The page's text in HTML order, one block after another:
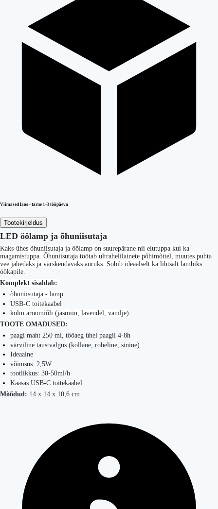
Viimased laos - tarne 1-3 tööpäeva
Tootekirjeldus
LED öölamp ja õhuniisutaja
Kaks-ühes õhuniisutaja ja öölamp on suurepärane nii elutuppa kui ka
magamistuppa. Õhuniisutaja töötab ultrahelilainete põhimõttel, muutes puhta
vee jahedaks ja värskendavaks auruks. Sobib ideaalselt ka lihtsalt lambiks
öökapile.
Komplekt sisaldab:
õhuniisutaja - lamp
USB-C toitekaabel
kolm aroomiõli (jasmiin, lavendel, vanilje)
TOOTE OMADUSED:
paagi maht 250 ml, tööaeg ühel paagil 4-8h
värviline taustvalgus (kollane, roheline, sinine)
Ideaalne
võimsus: 2,5W
tootlikkus: 30-50ml/h
Kaasas USB-C toitekaabel
Mõõdud: 14 x 14 x 10,6 cm.